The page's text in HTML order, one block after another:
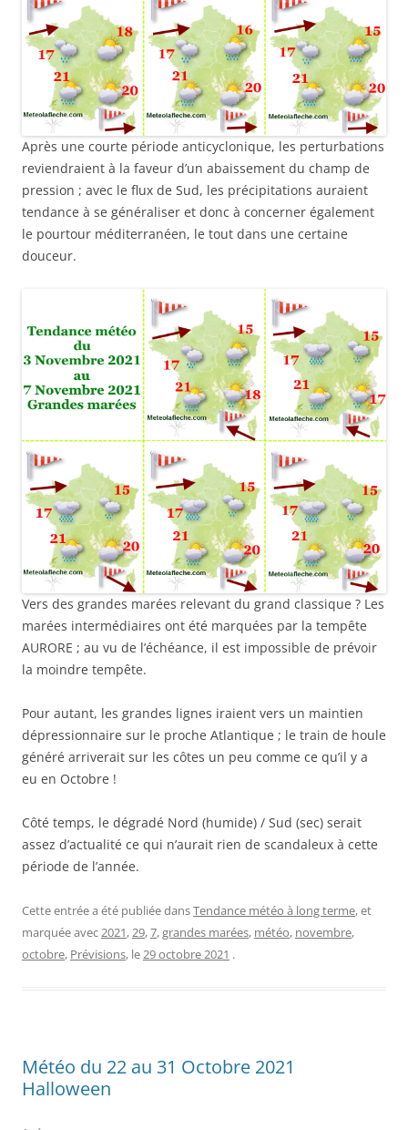
Après une courte période anticyclonique, les perturbations
reviendraient à la faveur d’un abaissement du champ de
pression ; avec le flux de Sud, les précipitations auraient
tendance à se généraliser et donc à concerner également
le pourtour méditerranéen, le tout dans une certaine
douceur.
Vers des grandes marées relevant du grand classique ? Les
marées intermédiaires ont été marquées par la tempête
AURORE ; au vu de l’échéance, il est impossible de prévoir
la moindre tempête.
Pour autant, les grandes lignes iraient vers un maintien
dépressionnaire sur le proche Atlantique ; le train de houle
généré arriverait sur les côtes un peu comme ce qu’il y a
eu en Octobre !
Côté temps, le dégradé Nord (humide) / Sud (sec) serait
assez d’actualité ce qui n’aurait rien de scandaleux à cette
période de l’année.
Cette entrée a été publiée dansTendance météo à long terme, et
marquée avec2021,29,7,grandes marées, météo, novembre,
octobre, Prévisions, le29 octobre 2021 .
Météo du 22 au 31 Octobre 2021
Halloween